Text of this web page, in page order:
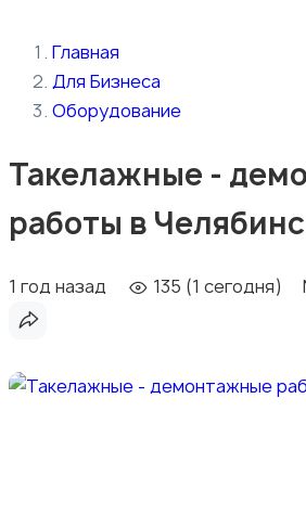
Главная
Для Бизнеса
Оборудование
Такелажные -
работы в
1 год назад 135 (1 сегодня)